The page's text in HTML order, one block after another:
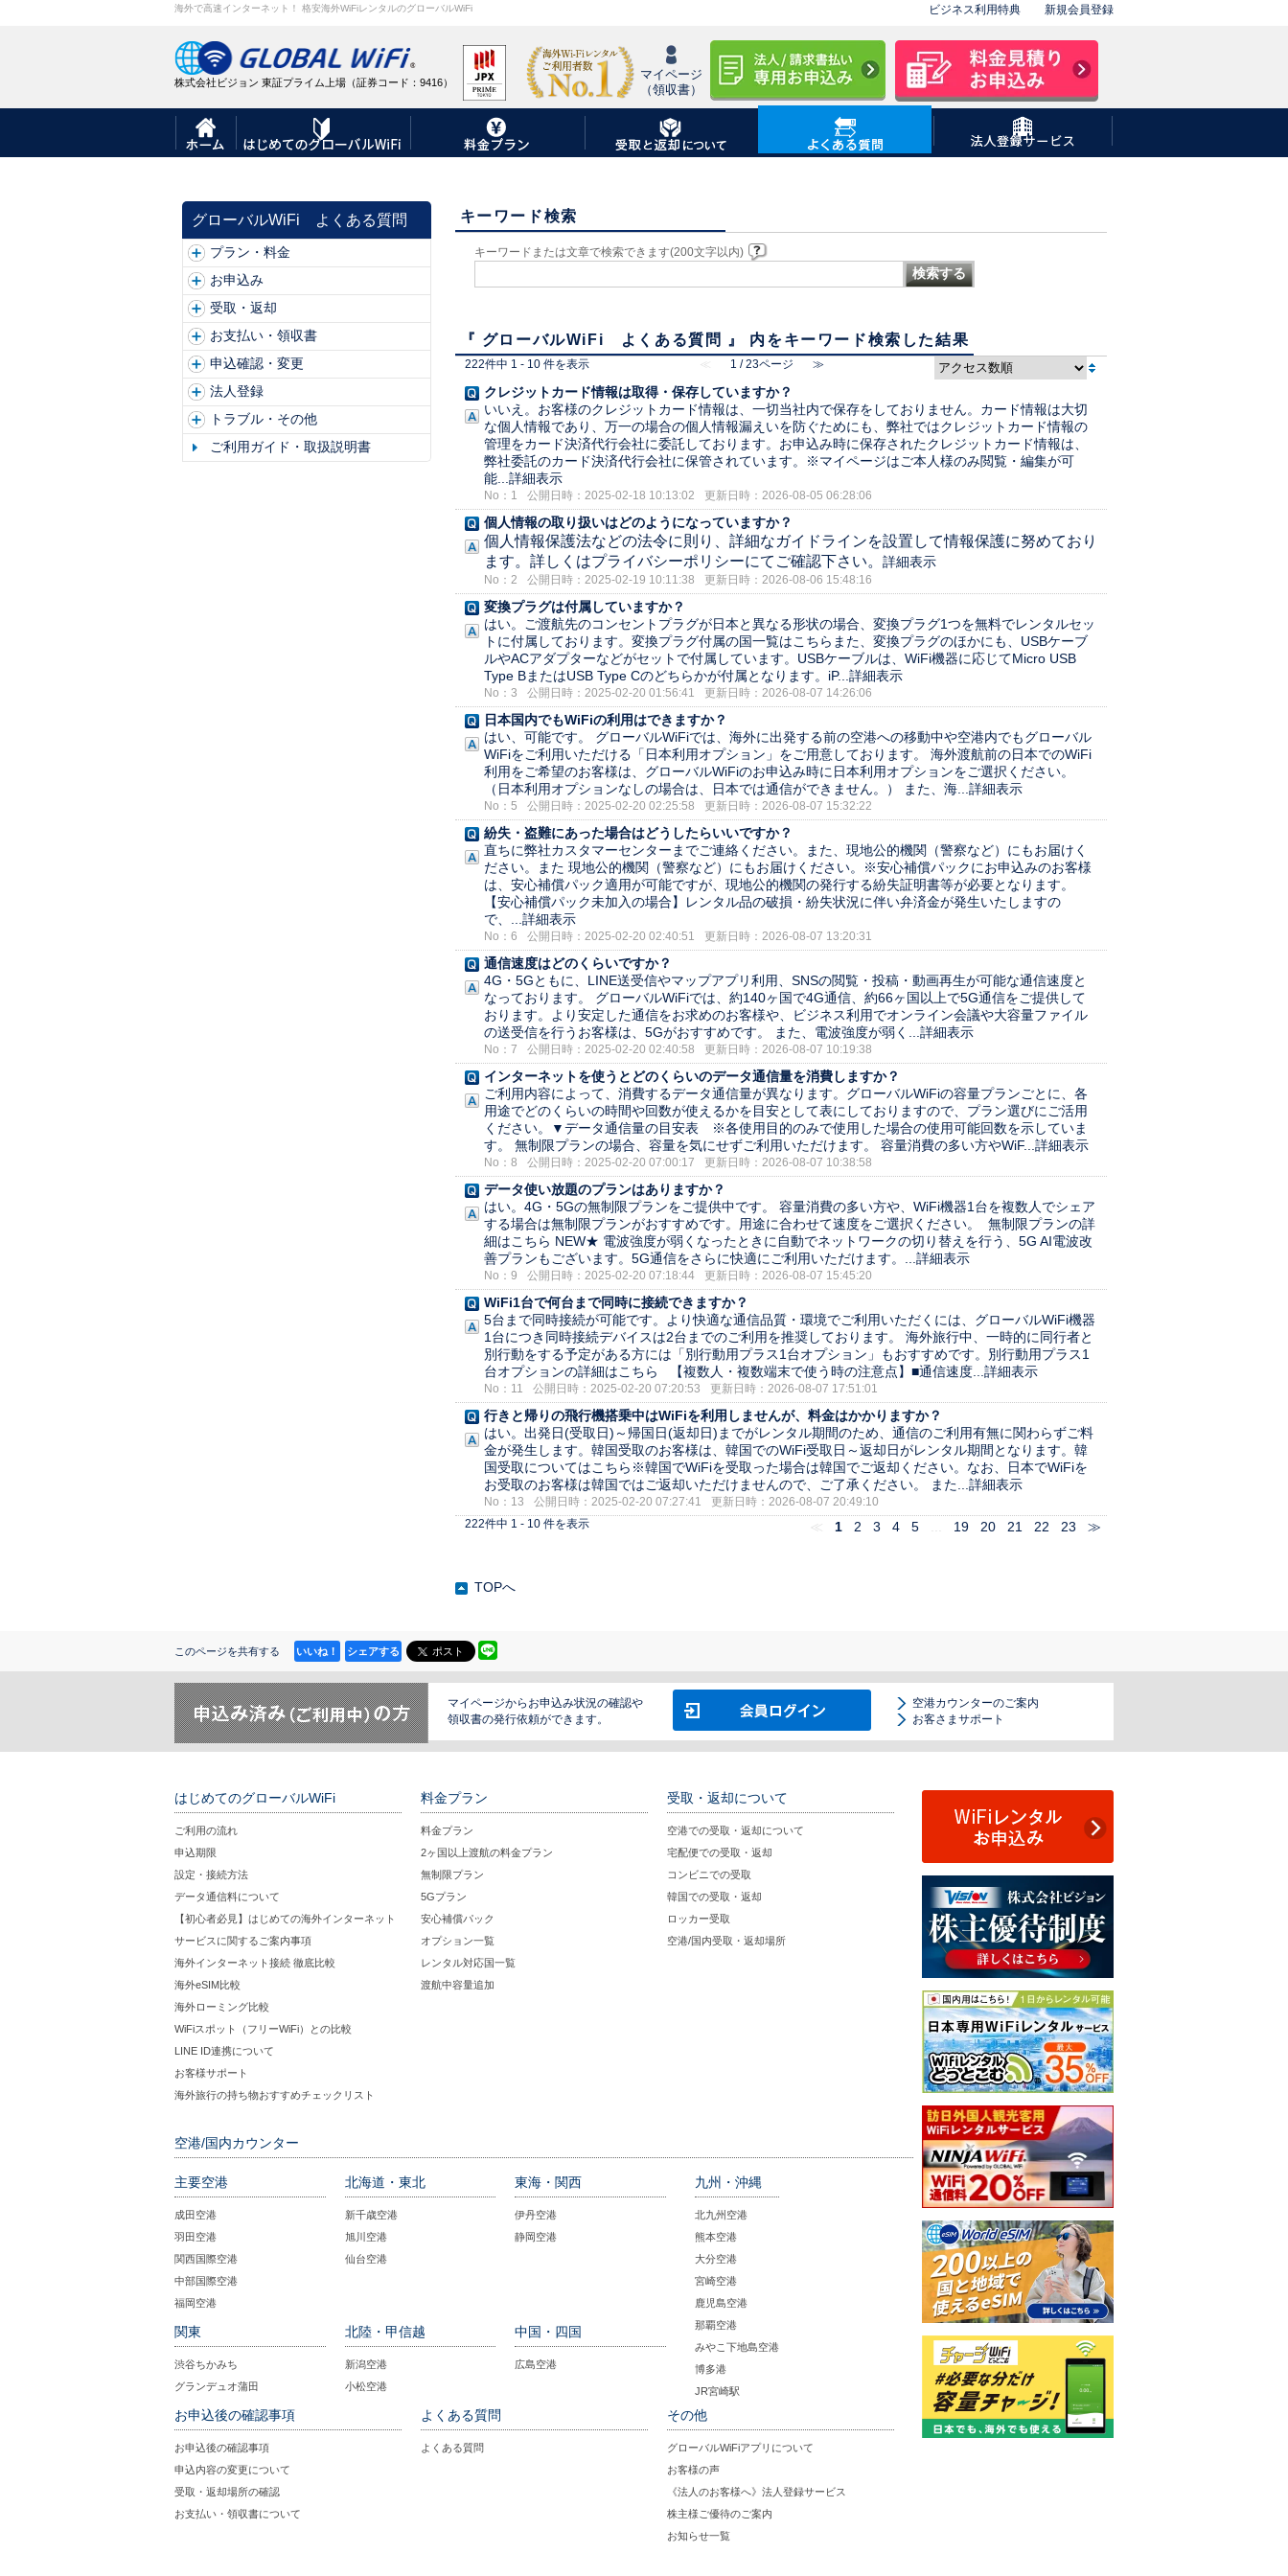
海外で高速インターネット！ 格安海外WiFiレンタルのグローバルWiFi ビジネス利用特典 新規会員登録
株式会社ビジョン 東証プライム上場（証券コード：9416）
マイページ
（領収書）
エリアから探す
ハワイ / グアム / サイパン
東南アジア
その他アジア / 中東
オセアニア
アフリカ
4G(高速)プラン
オプション一覧
キャンセル補償
日本利用オプション
オンライン健康相談
貴重品発見サポート
VPNオプション
別行動用プラス1台オプション
POCKETALK（ポケトーク）
ボーズノイズキャンセリングイヤホン
Bluetoothトランスミッター
GoPro (ゴープロ)
360°カメラ THETA S
モバイルバッテリー
【MagSafe対応】超薄型モバイルバッテリー
iPadレンタルmini/第4世代
主要空港
成田空港
北海道・東北 東海・関西
伊丹空港
北陸・甲信越 中国・四国
広島空港
九州・沖縄
北九州空港
大分空港
鹿児島空港
那覇空港
みやこ下地島空港
グローバルWiFi よくある質問
プラン・料金
お申込み
受取・返却
お支払い・領収書
申込確認・変更
法人登録
トラブル・その他
ご利用ガイド・取扱説明書
キーワード検索
キーワードまたは文章で検索できます(200文字以内)
検索する
『 グローバルWiFi よくある質問 』 内をキーワード検索した結果
222件中 1 - 10 件を表示 ≪ 1 / 23ページ ≫
クレジットカード情報は取得・保存していますか？
いいえ。お客様のクレジットカード情報は、一切当社内で保存をしておりません。カード情報は大切
な個人情報であり、万一の場合の個人情報漏えいを防ぐためにも、弊社ではクレジットカード情報の
管理をカード決済代行会社に委託しております。お申込み時に保存されたクレジットカード情報は、
弊社委託のカード決済代行会社に保管されています。※マイページはご本人様のみ閲覧・編集が可
能... 詳細表示
No：1 公開日時：2025-02-18 10:13:02 更新日時：2026-08-05 06:28:06
個人情報の取り扱いはどのようになっていますか？
個人情報保護法などの法令に則り、詳細なガイドラインを設置して情報保護に努めており
ます。 詳しくはプライバシーポリシーにてご確認下さい。 詳細表示
No：2 公開日時：2025-02-19 10:11:38 更新日時：2026-08-06 15:48:16
変換プラグは付属していますか？
はい。ご渡航先のコンセントプラグが日本と異なる形状の場合、変換プラグ1つを無料でレンタルセッ
トに付属しております。変換プラグ付属の国一覧はこちらまた、変換プラグのほかにも、USBケーブ
ルやACアダプターなどがセットで付属しています。USBケーブルは、WiFi機器に応じてMicro USB
Type BまたはUSB Type Cのどちらかが付属となります。iP... 詳細表示
No：3 公開日時：2025-02-20 01:56:41 更新日時：2026-08-07 14:26:06
日本国内でもWiFiの利用はできますか？
はい、可能です。 グローバルWiFiでは、海外に出発する前の空港への移動中や空港内でもグローバル
WiFiをご利用いただける「日本利用オプション」をご用意しております。 海外渡航前の日本でのWiFi
利用をご希望のお客様は、グローバルWiFiのお申込み時に日本利用オプションをご選択ください。
（日本利用オプションなしの場合は、日本では通信ができません。） また、海... 詳細表示
No：5 公開日時：2025-02-20 02:25:58 更新日時：2026-08-07 15:32:22
紛失・盗難にあった場合はどうしたらいいですか？
直ちに弊社カスタマーセンターまでご連絡ください。また、現地公的機関（警察など）にもお届けく
ださい。また 現地公的機関（警察など）にもお届けください。※安心補償パックにお申込みのお客様
は、安心補償パック適用が可能ですが、現地公的機関の発行する紛失証明書等が必要となります。
【安心補償パック未加入の場合】レンタル品の破損・紛失状況に伴い弁済金が発生いたしますの
で、... 詳細表示
No：6 公開日時：2025-02-20 02:40:51 更新日時：2026-08-07 13:20:31
通信速度はどのくらいですか？
4G・5Gともに、LINE送受信やマップアプリ利用、SNSの閲覧・投稿・動画再生が可能な通信速度と
なっております。 グローバルWiFiでは、約140ヶ国で4G通信、約66ヶ国以上で5G通信をご提供して
おります。より安定した通信をお求めのお客様や、ビジネス利用でオンライン会議や大容量ファイル
の送受信を行うお客様は、5Gがおすすめです。 また、電波強度が弱く... 詳細表示
No：7 公開日時：2025-02-20 02:40:58 更新日時：2026-08-07 10:19:38
インターネットを使うとどのくらいのデータ通信量を消費しますか？
ご利用内容によって、消費するデータ通信量が異なります。グローバルWiFiの容量プランごとに、各
用途でどのくらいの時間や回数が使えるかを目安として表にしておりますので、プラン選びにご活用
ください。▼データ通信量の目安表 ※各使用目的のみで使用した場合の使用可能回数を示していま
す。 無制限プランの場合、容量を気にせずご利用いただけます。 容量消費の多い方やWiF... 詳細表示
No：8 公開日時：2025-02-20 07:00:17 更新日時：2026-08-07 10:38:58
データ使い放題のプランはありますか？
はい。4G・5Gの無制限プランをご提供中です。 容量消費の多い方や、WiFi機器1台を複数人でシェア
する場合は無制限プランがおすすめです。用途に合わせて速度をご選択ください。 無制限プランの詳
細はこちら NEW★ 電波強度が弱くなったときに自動でネットワークの切り替えを行う、5G AI電波改
善プランもございます。5G通信をさらに快適にご利用いただけます。... 詳細表示
No：9 公開日時：2025-02-20 07:18:44 更新日時：2026-08-07 15:45:20
WiFi1台で何台まで同時に接続できますか？
5台まで同時接続が可能です。より快適な通信品質・環境でご利用いただくには、グローバルWiFi機器
1台につき同時接続デバイスは2台までのご利用を推奨しております。 海外旅行中、一時的に同行者と
別行動をする予定がある方には「別行動用プラス1台オプション」もおすすめです。別行動用プラス1
台オプションの詳細はこちら 【複数人・複数端末で使う時の注意点】■通信速度... 詳細表示
No：11 公開日時：2025-02-20 07:20:53 更新日時：2026-08-07 17:51:01
行きと帰りの飛行機搭乗中はWiFiを利用しませんが、料金はかかりますか？
はい。出発日(受取日)～帰国日(返却日)までがレンタル期間のため、通信のご利用有無に関わらずご料
金が発生します。韓国受取のお客様は、韓国でのWiFi受取日～返却日がレンタル期間となります。韓
国受取についてはこちら※韓国でWiFiを受取った場合は韓国でご返却ください。なお、日本でWiFiを
お受取のお客様は韓国ではご返却いただけませんので、ご了承ください。 また... 詳細表示
No：13 公開日時：2025-02-20 07:27:41
更新日時：2026-08-07 20:49:10
222件中 1 - 10 件を表示
≪ 1 2 3 4 5 19 20 21 22 23 ≫
TOPへ
このページを共有する いいね！ シェアする ポスト
マイページからお申込み状況の確認や
領収書の発行依頼ができます。
空港カウンターのご案内
お客さまサポート
はじめてのグローバルWiFi
ご利用の流れ
申込期限
設定・接続方法
データ通信料について
【初心者必見】はじめての海外インターネット
サービスに関するご案内事項
海外インターネット接続 徹底比較
海外eSIM比較
海外ローミング比較
WiFiスポット（フリーWiFi）との比較
LINE ID連携について
お客様サポート
海外旅行の持ち物おすすめチェックリスト
料金プラン
料金プラン
2ヶ国以上渡航の料金プラン
無制限プラン
5Gプラン
安心補償パック
オプション一覧
レンタル対応国一覧
渡航中容量追加
受取・返却について
空港での受取・返却について
宅配便での受取・返却
コンビニでの受取
韓国での受取・返却
ロッカー受取
空港/国内受取・返却場所
空港/国内カウンター
主要空港
成田空港
羽田空港
関西国際空港
中部国際空港
福岡空港
北海道・東北
新千歳空港
旭川空港
仙台空港
東海・関西
伊丹空港
静岡空港
関東
渋谷ちかみち
グランデュオ蒲田
北陸・甲信越
新潟空港
小松空港
中国・四国
広島空港
九州・沖縄
北九州空港
熊本空港
大分空港
宮崎空港
鹿児島空港
那覇空港
みやこ下地島空港
博多港
JR宮崎駅
お申込後の確認事項
お申込後の確認事項
申込内容の変更について
受取・返却場所の確認
お支払い・領収書について
よくある質問
よくある質問
その他
グローバルWiFiアプリについて
お客様の声
《法人のお客様へ》法人登録サービス
株主様ご優待のご案内
お知らせ一覧